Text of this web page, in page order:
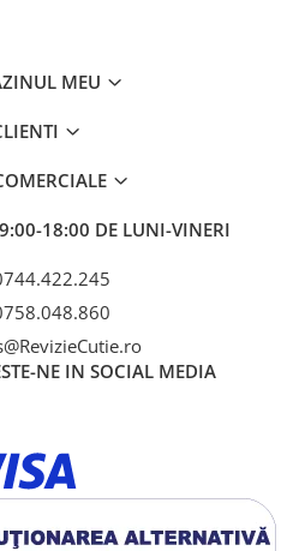
MEU
18:00 DE LUNI-VINERI
NE IN SOCIAL MEDIA